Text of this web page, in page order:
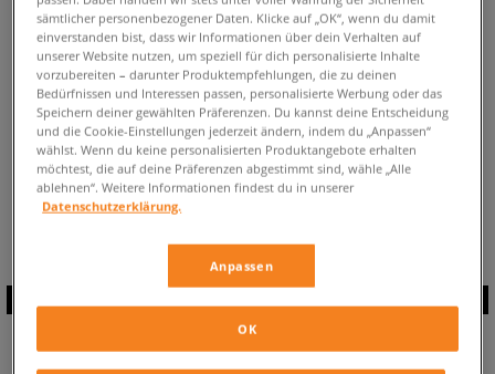
ZURÜCK ZUM SHOP
Aktuell schaust du:adidas Continental 80 StripesSneaker ✔️
Verfügbare Anzahl:0
ABONNIERE UNSEREN
sämtlicher personenbezogener Daten. Klicke auf „OK“, wenn du damit
einverstanden bist, dass wir Informationen über dein Verhalten auf
unserer Website nutzen, um speziell für dich personalisierte Inhalte
vorzubereiten – darunter Produktempfehlungen, die zu deinen
Bedürfnissen und Interessen passen, personalisierte Werbung oder das
Speichern deiner gewählten Präferenzen. Du kannst deine Entscheidung
und die Cookie-Einstellungen jederzeit ändern, indem du „Anpassen“
wählst. Wenn du keine personalisierten Produktangebote erhalten
möchtest, die auf deine Präferenzen abgestimmt sind, wähle „Alle
ablehnen“. Weitere Informationen findest du in unserer
Datenschutzerklärung.
Anpassen
OK